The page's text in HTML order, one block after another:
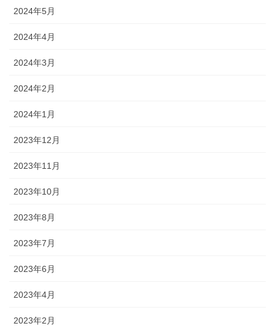
2024年5月
2024年4月
2024年3月
2024年2月
2024年1月
2023年12月
2023年11月
2023年10月
2023年8月
2023年7月
2023年6月
2023年4月
2023年2月